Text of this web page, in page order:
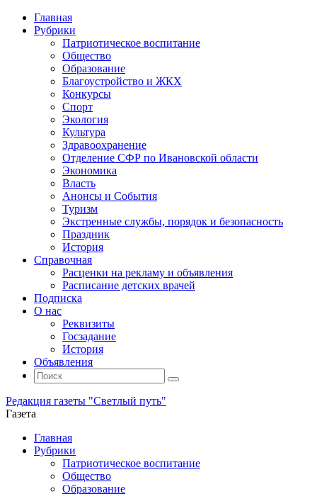
Главная
Рубрики
Патриотическое воспитание
Общество
Образование
Благоустройство и ЖКХ
Конкурсы
Спорт
Экология
Культура
Здравоохранение
Отделение СФР по Ивановской области
Экономика
Власть
Анонсы и События
Туризм
Экстренные службы, порядок и безопасность
Праздник
История
Справочная
Расценки на рекламу и объявления
Расписание детских врачей
Подписка
О нас
Реквизиты
Госзадание
История
Объявления
Поиск
Искать:
Поиск
Редакция газеты "Светлый путь"
Газета
Промотать
содержимому
Главная
Рубрики
Патриотическое воспитание
Общество
Образование